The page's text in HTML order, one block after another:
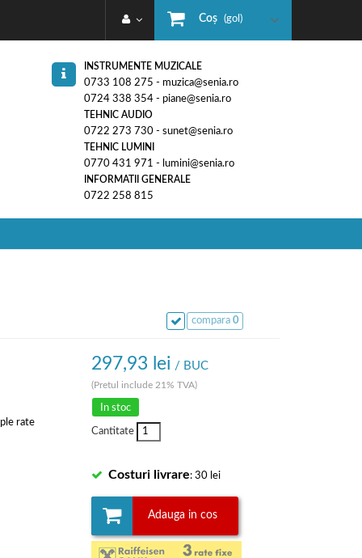
Coş (gol)
INSTRUMENTE MUZICALE
0733 108 275 - muzica@senia.ro
0724 338 354 - piane@senia.ro
TEHNIC AUDIO
0722 273 730 - sunet@senia.ro
TEHNIC LUMINI
0770 431 971 - lumini@senia.ro
INFORMATII GENERALE
0722 258 815
compara 0
rate
297,93 lei / BUC
(Pretul include 21% TVA)
In stoc
Cantitate
Costuri livrare: 30 lei
Adauga in cos